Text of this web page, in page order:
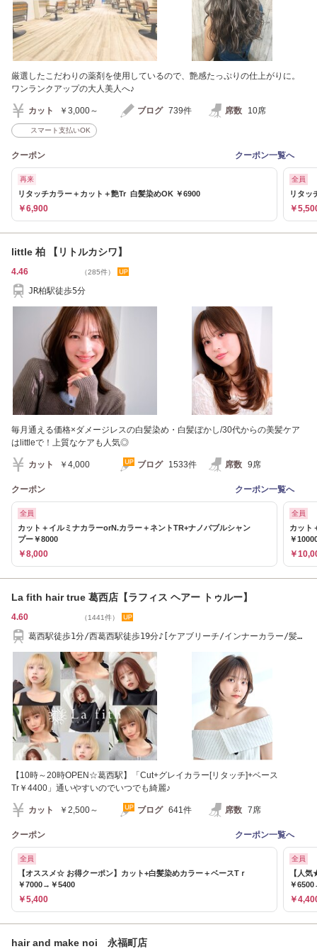
厳選したこだわりの薬剤を使用しているので、艶感たっぷりの仕上がりに。
ワンランクアップの大人美人へ♪
カット ￥3,000～ ブログ 739件 席数 10席
スマート支払いOK
クーポン クーポン一覧へ
再来
リタッチカラー＋カット＋艶Tr 白髪染めOK ￥6900
￥6,900
全員
リタッ
￥
little 柏 【リトルカシワ】
4.46 （285件）
JR柏駅徒歩5分
毎月通える価格×ダメージレスの白髪染め・白髪ぼかし/30代からの美髪ケア
はlittleで！上質なケアも人気◎
カット ￥4,000 ブログ 1533件 席数 9席
クーポン クーポン一覧へ
全員
カット＋イルミナカラーorN.カラー＋ネントTR+ナノバブルシャン
プー￥8000
￥8,000
全員
カット
￥
￥
La fith hair true 葛西店【ラフィス ヘアー トゥルー】
4.60 （1441件）
葛西駅徒歩1分/西葛西駅徒歩19分♪[ケアブリーチ/インナーカラー/髪質
【10時～20時OPEN☆葛西駅】「Cut+グレイカラー[リタッチ]+ベース
Tr￥4400」通いやすいのでいつでも綺麗♪
カット ￥2,500～ ブログ 641件 席数 7席
クーポン クーポン一覧へ
全員
【オススメ☆ お得クーポン】カット+白髪染めカラー＋ベースTｒ
￥7000→￥5400
￥5,400
全員
【人
￥
￥
hair and make noi 永福町店